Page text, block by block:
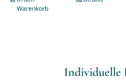
Warenkorb
Individuelle